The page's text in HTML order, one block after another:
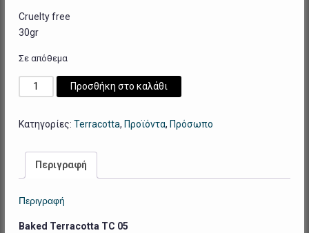
Cruelty free
30gr
Σε απόθεμα
Baked
Terracotta
05
Προσθήκη στο καλάθι
Κατηγορίες: Terracotta, Προϊόντα, Πρόσωπο
Περιγραφή
Περιγραφή
Baked Terracotta TC 05